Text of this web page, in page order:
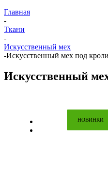
Главная
-
Ткани
-
Искусственный мех
-Искусственный мех под
Искусственный
НОВИНКИ